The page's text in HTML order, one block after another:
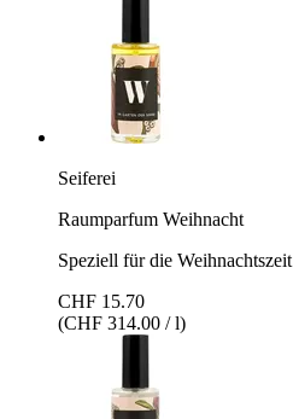
Seiferei
Raumparfum Weihnacht
Speziell für die Weihnachtszeit
CHF 15.70
(CHF 314.00 / l)